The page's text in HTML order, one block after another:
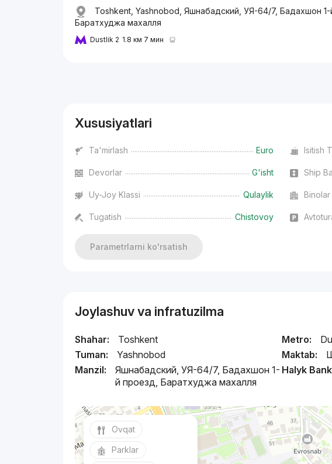
Toshkent, Yashnobod, Яшнабадский, УЯ-64/7, Бадахшон 1-
Баратхуджа махалля
Dustlik 2 1.8 км 7 мин
Xususiyatlari
Ta'mirlash Euro Isitish
Devorlar G'isht Ship
Uy-Joy Klassi Qulaylik
Tugatish Chistovoy
Parametrlarni ko'rsatish
Joylashuv va infratuzilma
Shahar:
Toshkent
Tuman:
Yashnobod
Manzil:
Яшнабадский, УЯ-64/7, Бадахшон 1-
й проезд, Баратхуджа махалля
Metro:
Maktab:
Halyk
Ovqat
Parklar